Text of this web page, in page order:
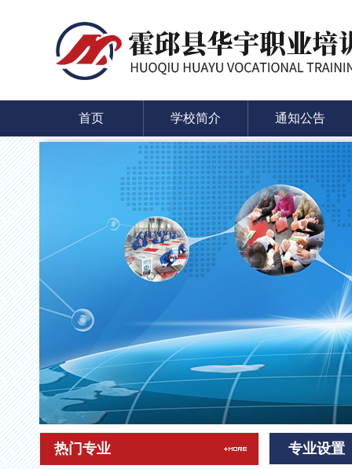
首页 学校简介 通知公告
热门专业 专业设置